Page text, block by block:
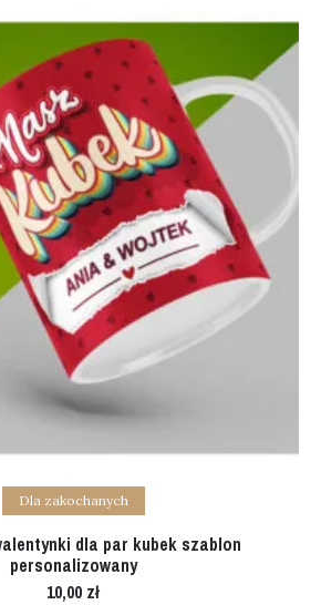
Add to cart
Dla zakochanych
dla par kubek szablon
personalizowany
10,00 zł